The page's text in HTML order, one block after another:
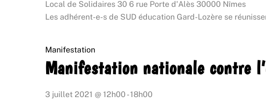
Local de Solidaires 30 6 rue Porte d'Alès 30000 Nîmes
Les adhérent-e-s de SUD éducation Gard-Lozère se
Manifestation
Manifestation nationale contre
3 juillet 2021 @ 12h00 -18h00